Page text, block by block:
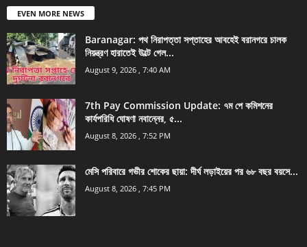
EVEN MORE NEWS
Baranagar: পথ নিরাপত্তা সপ্তাহের আবহেই বরানগরে চালক
নিয়ন্ত্রণ হারাতেই উল্টে গেল...
August 9, 2026 , 7:40 AM
7th Pay Commission Update: ৭ম পে কমিশনের
কার্যপরিধি ঘোষণা নবান্নের, ৫...
August 8, 2026 , 7:52 PM
মেসি পরিবারে গভীর শোকের ছায়া: দীর্ঘ লড়াইয়ের পর ৬৮ বছর বয়সে...
August 8, 2026 , 7:45 PM